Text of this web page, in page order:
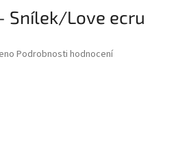
Snílek/Love ecru
Podrobnosti hodnocení